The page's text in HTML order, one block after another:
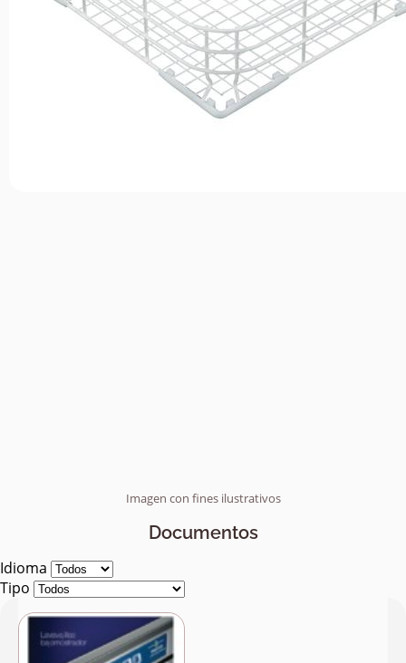
Imagen con fines ilustrativos
Documentos
Idioma
Tipo